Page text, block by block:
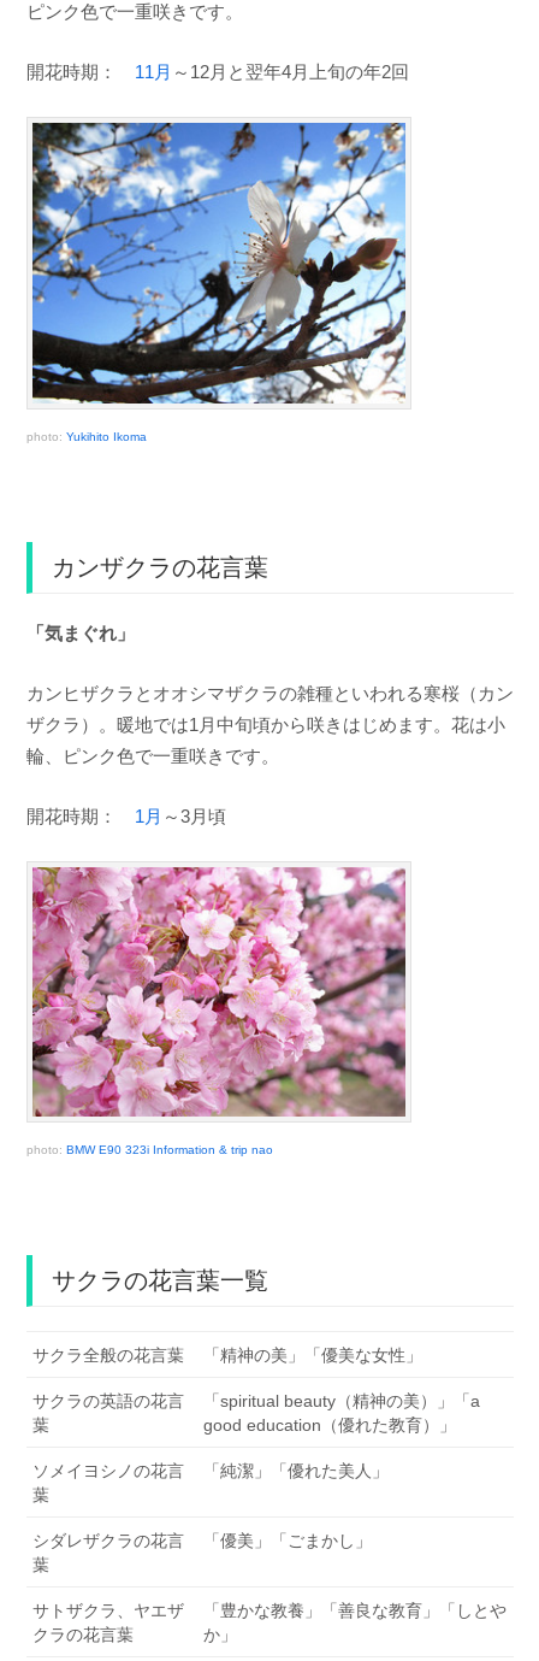
ピンク色で一重咲きです。
開花時期： 11月 ～12月と翌年4月上旬の年2回
photo: Yukihito Ikoma
カンザクラの花言葉
「気まぐれ」
カンヒザクラとオオシマザクラの雑種といわれる寒桜（カン
ザクラ）。暖地では1月中旬頃から咲きはじめます。花は小
輪、ピンク色で一重咲きです。
開花時期： 1月 ～3月頃
photo: BMW E90 323i Information & trip nao
サクラの花言葉一覧
サクラ全般の花言葉 「精神の美」「優美な女性」
サクラの英語の花言
葉
「spiritual beauty（精神の美）」「a
good education（優れた教育）」
ソメイヨシノの花言
葉
「純潔」「優れた美人」
シダレザクラの花言
葉
「優美」「ごまかし」
サトザクラ、ヤエザ
クラの花言葉
「豊かな教養」「善良な教育」「しとや
か」